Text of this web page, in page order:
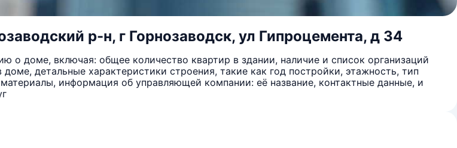
р-н, г Горнозаводск, ул Гипроцемента, д 34
о доме, включая: общее количество квартир в здании, наличие и список организаций
детальные характеристики строения, такие как год постройки, этажность, тип
информация об управляющей компании: её название, контактные данные, и